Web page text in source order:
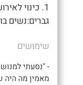
1. כינוי
גברים:נשים בו הוא
שימושים
מאמין מה היה